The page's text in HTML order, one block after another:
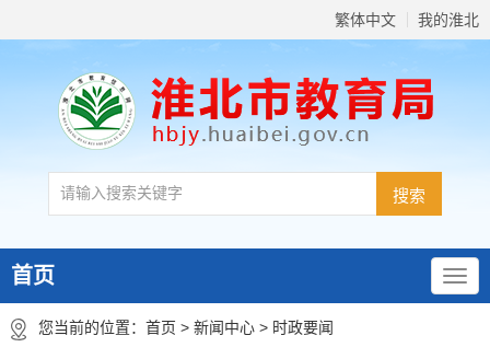
繁体中文 我的淮北
首页
您当前的位置： 首页 > 新闻中心 > 时政要闻